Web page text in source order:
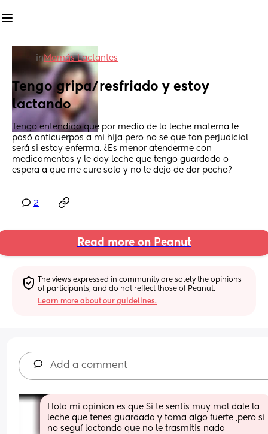
inMamás Lactantes
Tengo gripa/resfriado y estoy
lactando
Tengo entendido que por medio de la leche materna le
pasó anticuerpos a mi hija pero no se que tan perjudicial
será si estoy enferma. ¿Es menor atenderme con
medicamentos y le doy leche que tengo guardada o
espera a que me cure sola y no le dejo de dar pecho?
2
Read more on Peanut
The views expressed in community are solely the opinions
of participants, and do not reflect those of Peanut.
Learn more about our guidelines.
Add a comment
Hola mi opinion es que Si te sentis muy mal dale la
leche que tenes guardada y toma algo fuerte ,pero si
no seguí lactando que no le trasmitis nada